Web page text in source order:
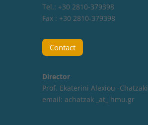
Tel.: +30 2810-379398
Fax : +30 2810-379398
Contact
Director
Prof. Ekaterini Alexiou -Chatzaki
email: achatzak _at_ hmu.gr